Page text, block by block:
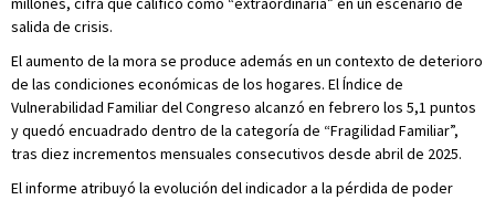
salida de crisis.
El aumento de la mora se produce además en un contexto de deterioro
de las condiciones económicas de los hogares. El Índice de
Vulnerabilidad Familiar del Congreso alcanzó en febrero los 5,1 puntos
y quedó encuadrado dentro de la categoría de “Fragilidad Familiar”,
tras diez incrementos mensuales consecutivos desde abril de 2025.
El informe atribuyó la evolución del indicador a la pérdida de poder